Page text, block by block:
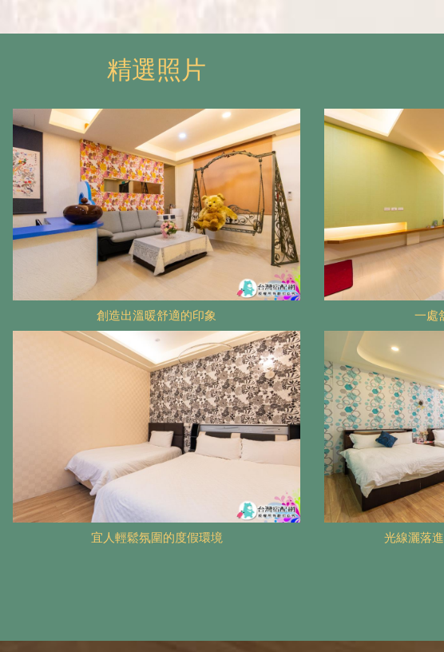
精選照片
創造出溫暖舒適的印象 一處
宜人輕鬆氛圍的度假環境 光線灑落